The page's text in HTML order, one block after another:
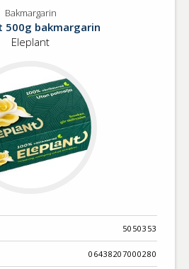
Bakmargarin
500g bakmargarin
Eleplant
5050353
06438207000280